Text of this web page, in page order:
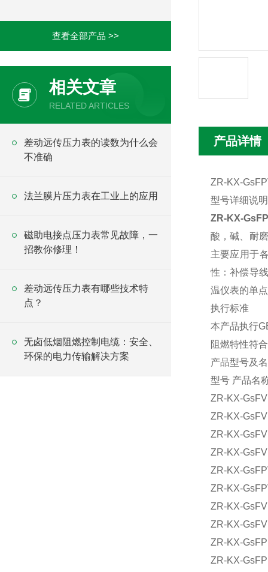
查看全部产品 >>
相关文章
RELATED ARTICLES
差动远传压力表的读数为什么会
不准确
法兰膜片压力表在工业上的应用
磁助电接点压力表常见故障，一
招教你修理！
差动远传压力表有哪些技术特
点？
无卤低烟阻燃控制电缆：安全、
环保的电力传输解决方案
产品详情
ZR-KX-
型号详细说
ZR-KX-
酸，碱、耐
主要应用于
性：补偿导
温仪表的单
执行标准
本产品执行
阻燃特性符
产品型号及
型号 产品名
ZR-KX-
ZR-KX-
ZR-KX-
ZR-KX-
ZR-KX-
ZR-KX-
ZR-KX-
ZR-KX-
ZR-KX-
ZR-KX-